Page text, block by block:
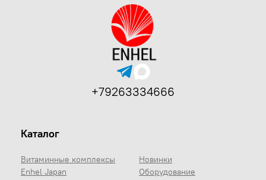
Каталог
Витаминные комплексы
Enhel Japan
Новинки
Оборудование
+79263334666